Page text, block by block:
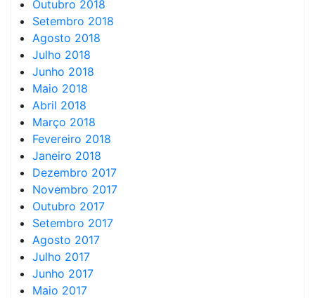
Outubro 2018
Setembro 2018
Agosto 2018
Julho 2018
Junho 2018
Maio 2018
Abril 2018
Março 2018
Fevereiro 2018
Janeiro 2018
Dezembro 2017
Novembro 2017
Outubro 2017
Setembro 2017
Agosto 2017
Julho 2017
Junho 2017
Maio 2017